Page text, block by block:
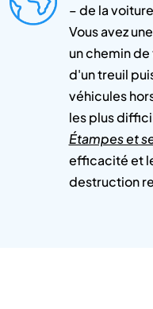
– de la
Vous avez
un chemin
d'un treuil
véhicules
les plus
Étampes et
efficacité et
destruction